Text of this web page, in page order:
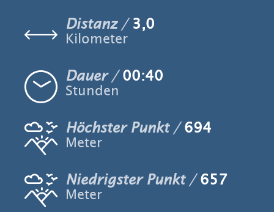
Distanz
3,0
Kilometer
Dauer 00:40
Stunden
Höchster Punkt 694
Meter
Niedrigster Punkt 657
Meter